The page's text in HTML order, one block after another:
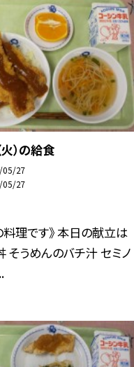
）の給食
05/27
05/27
料理です》 本日の献立は
そうめんのバチ汁 セミノ